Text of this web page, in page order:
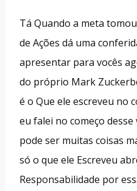
Tá Quando a meta
de Ações dá uma
apresentar para vocês
do próprio Mark
é o Que ele escreveu no
eu falei no começo
pode ser muitas coisas
só o que ele Escreveu
Responsabilidade por